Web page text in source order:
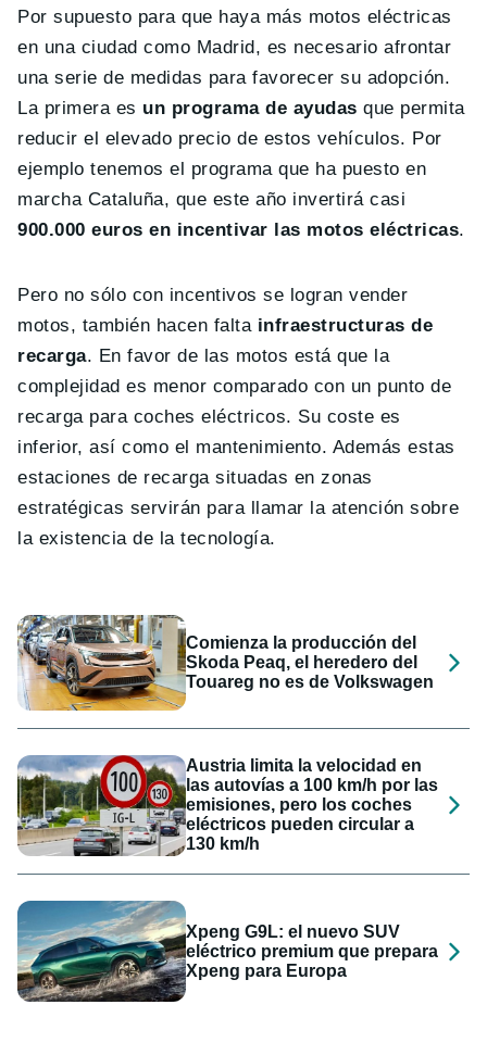
Por supuesto para que haya más motos eléctricas
en una ciudad como Madrid, es necesario afrontar
una serie de medidas para favorecer su adopción.
La primera es un programa de ayudas que permita
reducir el elevado precio de estos vehículos. Por
ejemplo tenemos el programa que ha puesto en
marcha Cataluña, que este año invertirá casi
900.000 euros en incentivar las motos eléctricas.
Pero no sólo con incentivos se logran vender
motos, también hacen faltainfraestructuras de
recarga. En favor de las motos está que la
complejidad es menor comparado con un punto de
recarga para coches eléctricos. Su coste es
inferior, así como el mantenimiento. Además estas
estaciones de recarga situadas en zonas
estratégicas servirán para llamar la atención sobre
la existencia de la tecnología.
Comienza la producción del
Skoda Peaq, el heredero del
Touareg no es de Volkswagen
Austria limita la velocidad en
las autovías a 100 km/h por las
emisiones, pero los coches
eléctricos pueden circular a
130 km/h
Xpeng G9L: el nuevo SUV
eléctrico premium que prepara
Xpeng para Europa